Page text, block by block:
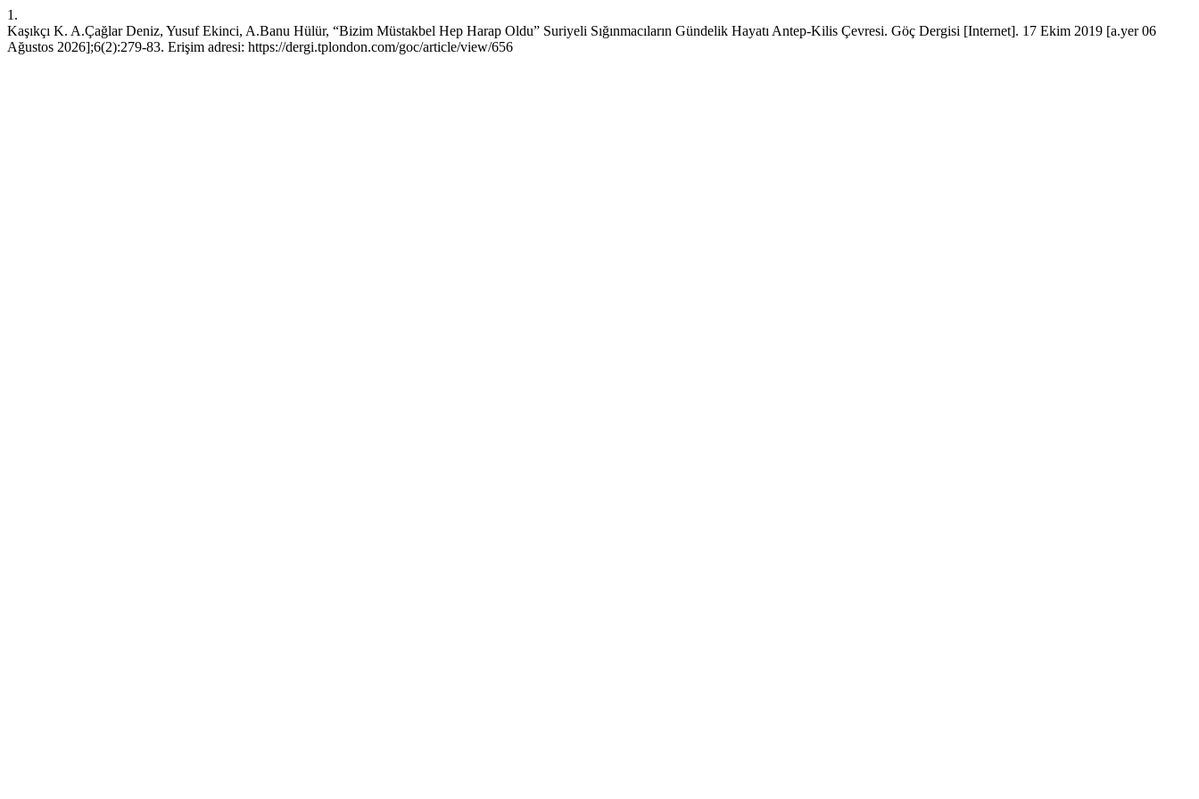
1.
Kaşıkçı K. A.Çağlar Deniz, Yusuf Ekinci, A.Banu Hülür, “Bizim Müstakbel Hep Harap Oldu” Suriyeli Sığınmacıların Gündelik Hayatı Antep-Kilis Çevresi. Göç Dergisi [Internet]. 17 Ekim 2019 [a.yer 06
Ağustos 2026];6(2):279-83. Erişim adresi: https://dergi.tplondon.com/goc/article/view/656